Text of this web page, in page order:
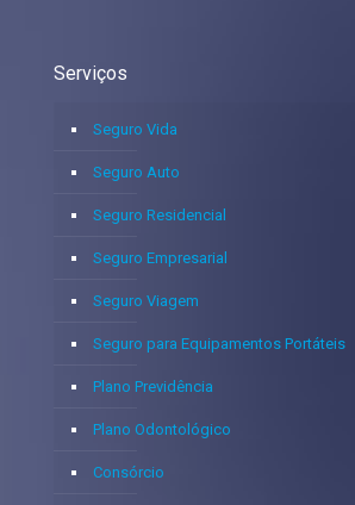
Serviços
Seguro Vida
Seguro Auto
Seguro Residencial
Seguro Empresarial
Seguro Viagem
Seguro para Equipamentos Portáteis
Plano Previdência
Plano Odontológico
Consórcio